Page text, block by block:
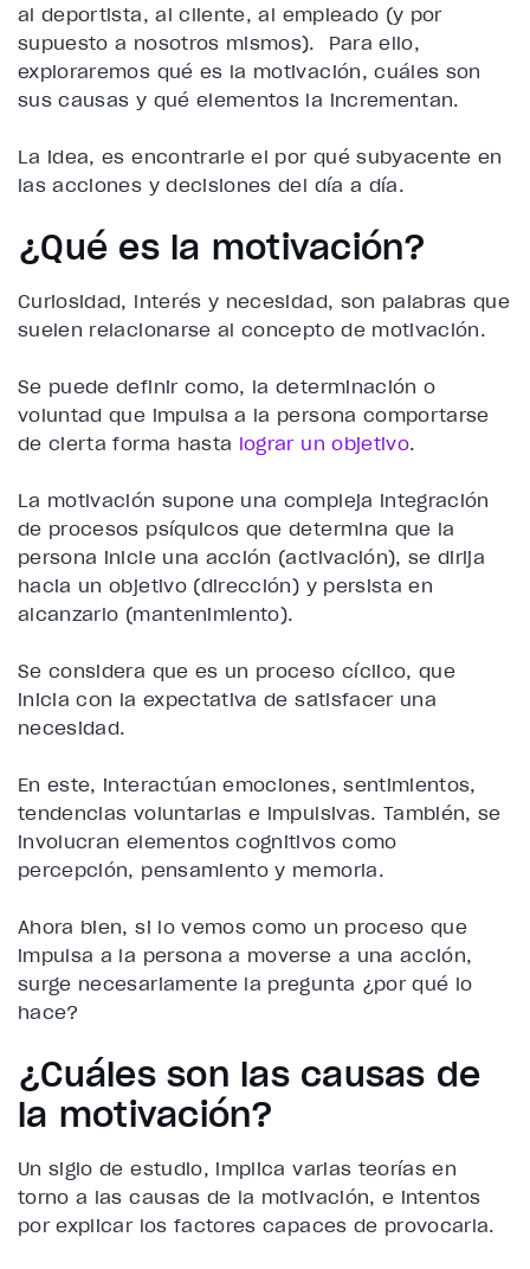
al deportista, al cliente, al empleado (y por
supuesto a nosotros mismos). Para ello,
exploraremos qué es la motivación, cuáles son
sus causas y qué elementos la incrementan.
La idea, es encontrarle el por qué subyacente en
las acciones y decisiones del día a día.
¿Qué es la motivación?
Curiosidad, interés y necesidad, son palabras que
suelen relacionarse al concepto de motivación.
Se puede definir como, la determinación o
voluntad que impulsa a la persona comportarse
de cierta forma hasta lograr un objetivo.
La motivación supone una compleja integración
de procesos psíquicos que determina que la
persona inicie una acción (activación), se dirija
hacia un objetivo (dirección) y persista en
alcanzarlo (mantenimiento).
Se considera que es un proceso cíclico, que
inicia con la expectativa de satisfacer una
necesidad.
En este, interactúan emociones, sentimientos,
tendencias voluntarias e impulsivas. También, se
involucran elementos cognitivos como
percepción, pensamiento y memoria.
Ahora bien, si lo vemos como un proceso que
impulsa a la persona a moverse a una acción,
surge necesariamente la pregunta ¿por qué lo
hace?
¿Cuáles son las causas de
la motivación?
Un siglo de estudio, implica varias teorías en
torno a las causas de la motivación, e intentos
por explicar los factores capaces de provocarla.